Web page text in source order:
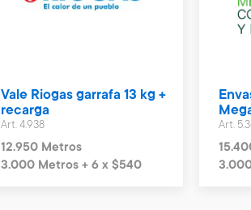
Vale Riogas garrafa 13 kg +
recarga
Art. 4.938
12.950 Metros
3.000 Metros + 6 x $540
Art.